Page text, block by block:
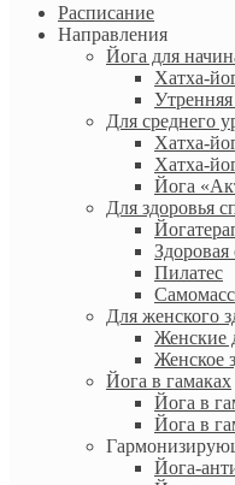
Расписание
Направления
Йога для
Хатха-
Утренняя
Для среднего
Хатха-
Хатха-
Йога
Для здоровья
Здоровая
Пилатес
Для женского
Женские
Женское
Йога в гамаках
Йога в
Йога в
Йога-